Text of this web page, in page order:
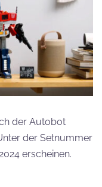
der Autobot
der Setnummer
erscheinen.